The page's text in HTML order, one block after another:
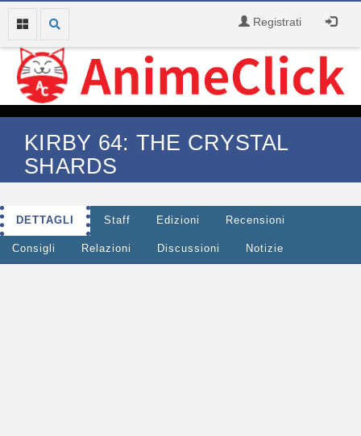
Registrati
KIRBY 64: THE CRYSTAL
SHARDS
DETTAGLI Staff Edizioni Recensioni
Consigli Relazioni Discussioni Notizie